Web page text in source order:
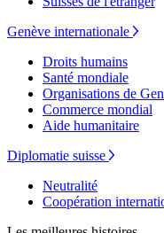
Genève internationale
Droits humains
Santé mondiale
Organisations de
Commerce mondial
Aide humanitaire
Diplomatie suisse
Neutralité
Coopération